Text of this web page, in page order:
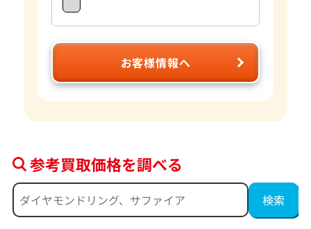
お客様情報へ
参考買取価格を調べる